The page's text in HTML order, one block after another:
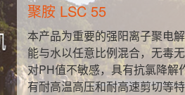
聚胺 LSC 55
本产品为重要的强阳离子聚电解
能与水以任意比例混合，无毒无
对PH值不敏感，具有抗氯降解
有耐高温高压和耐高速剪切等